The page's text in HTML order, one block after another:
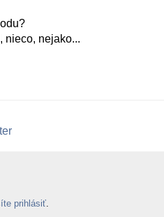
nieco, nejako...
prihlásiť